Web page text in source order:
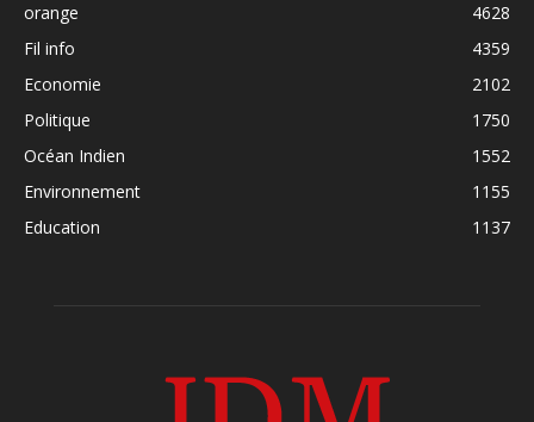
orange
4628
Fil info
4359
Economie
2102
Politique
1750
Océan Indien
1552
Environnement
1155
Education
1137